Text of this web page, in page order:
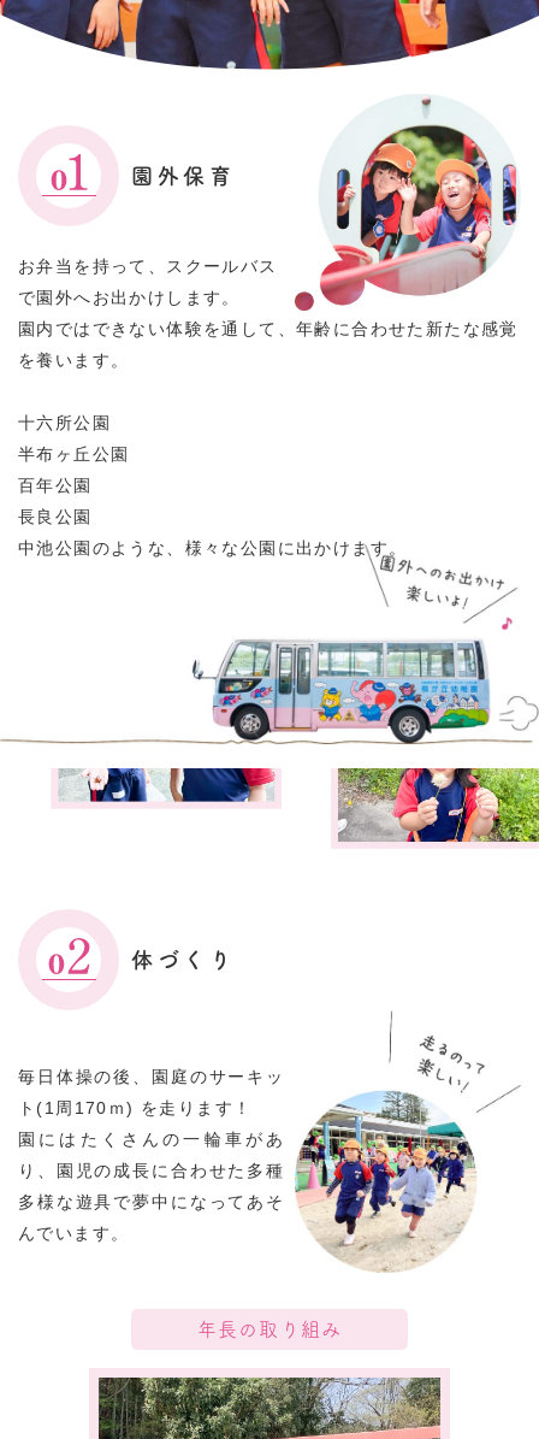
園外保育
お弁当を持って、スクールバス
で園外へお出かけします。
園内ではできない体験を通して、年齢に合わせた新たな感覚
を養います。
十六所公園
半布ヶ丘公園
百年公園
長良公園
中池公園のような、様々な公園に出かけます。
体づくり
毎日体操の後、園庭のサーキッ
ト(1周170ｍ) を走ります！
園にはたくさんの一輪車があ
り、園児の成長に合わせた多種
多様な遊具で夢中になってあそ
んでいます。
年長 の取り組み